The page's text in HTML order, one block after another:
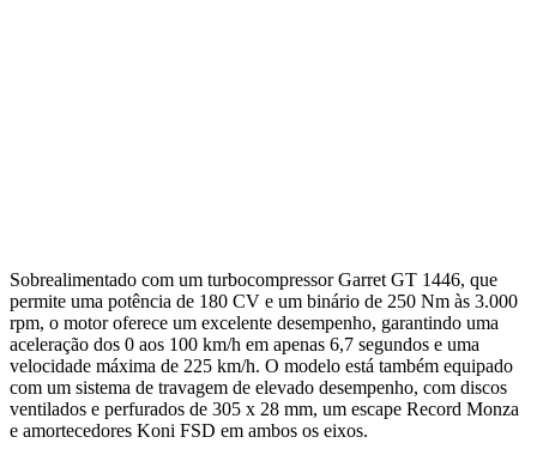
Sobrealimentado com um turbocompressor Garret GT 1446, que
permite uma potência de 180 CV e um binário de 250 Nm às 3.000
rpm, o motor oferece um excelente desempenho, garantindo uma
aceleração dos 0 aos 100 km/h em apenas 6,7 segundos e uma
velocidade máxima de 225 km/h. O modelo está também equipado
com um sistema de travagem de elevado desempenho, com discos
ventilados e perfurados de 305 x 28 mm, um escape Record Monza
e amortecedores Koni FSD em ambos os eixos.